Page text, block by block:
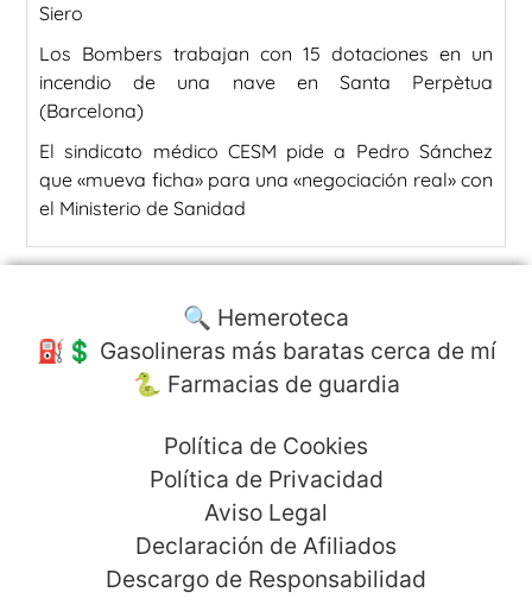
Siero
Los Bombers trabajan con 15 dotaciones en un
incendio de una nave en Santa Perpètua
(Barcelona)
El sindicato médico CESM pide a Pedro Sánchez
que «mueva ficha» para una «negociación real» con
el Ministerio de Sanidad
🔍 Hemeroteca
⛽️💲 Gasolineras más baratas cerca de mí
🐍 Farmacias de guardia
Política de Cookies
Política de Privacidad
Aviso Legal
Declaración de Afiliados
Descargo de Responsabilidad